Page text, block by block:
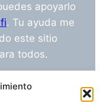
apoyarlo
. Tu ayuda me
este sitio
todos.
Escríbeme